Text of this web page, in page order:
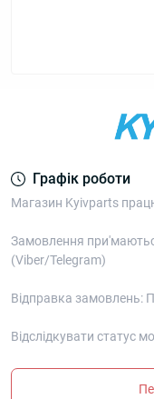
Графік роботи
Магазин Kyivparts
Замовлення
(Viber/Telegram)
Відправка замовлень:
Відслідкувати статус